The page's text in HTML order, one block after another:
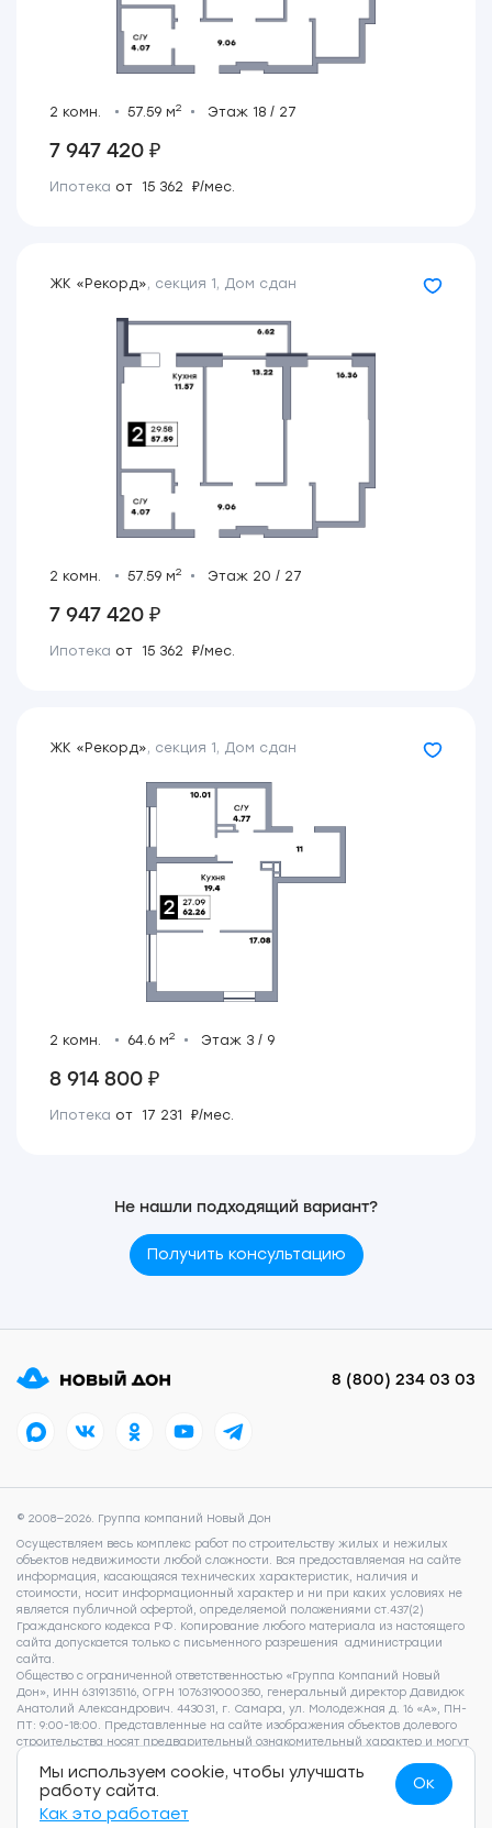
2 комн. 57.59 м2 Этаж 18 / 27
7 947 420 ₽
Ипотека от 15 362 ₽/мес.
ЖК «Рекорд», секция 1, Дом сдан
2 комн. 57.59 м2 Этаж 20 / 27
7 947 420 ₽
Ипотека от 15 362 ₽/мес.
ЖК «Рекорд», секция 1, Дом сдан
2 комн. 64.6 м2 Этаж 3 / 9
8 914 800 ₽
Ипотека от 17 231 ₽/мес.
Не нашли подходящий вариант?
Получить консультацию
8 (800) 234 03 03
© 2008—2026. Группа компаний Новый Дон
Осуществляем весь комплекс работ по строительству жилых и нежилых
объектов недвижимости любой сложности. Вся предоставляемая на сайте
информация, касающаяся технических характеристик, наличия и
стоимости, носит информационный характер и ни при каких условиях не
является публичной офертой, определяемой положениями ст.437(2)
Гражданского кодекса РФ. Копирование любого материала из настоящего
сайта допускается только с письменного разрешения администрации
сайта.
Общество с ограниченной ответственностью «Группа Компаний Новый
Дон», ИНН 6319135116, ОГРН 1076319000350, генеральный директор Давидюк
Анатолий Александрович. 443031, г. Самара, ул. Молодежная д. 16 «А», ПН-
ПТ: 9:00-18:00. Представленные на сайте изображения объектов долевого
строительства носят предварительный ознакомительный характер и могут
отличаться от фактических проектных решений, реализуемых
застройщиком. Для получения подробной информации о наличии и
стоимости указанных на сайте квартир, пожалуйста, обращайтесь по
телефону 8 (800) 505 93 22.Согласие на обработку персональных данных
Согласие на рекламно-информационные рассылки
Мы используем cookie, чтобы улучшать
работу сайта.
Как это работает
Ок